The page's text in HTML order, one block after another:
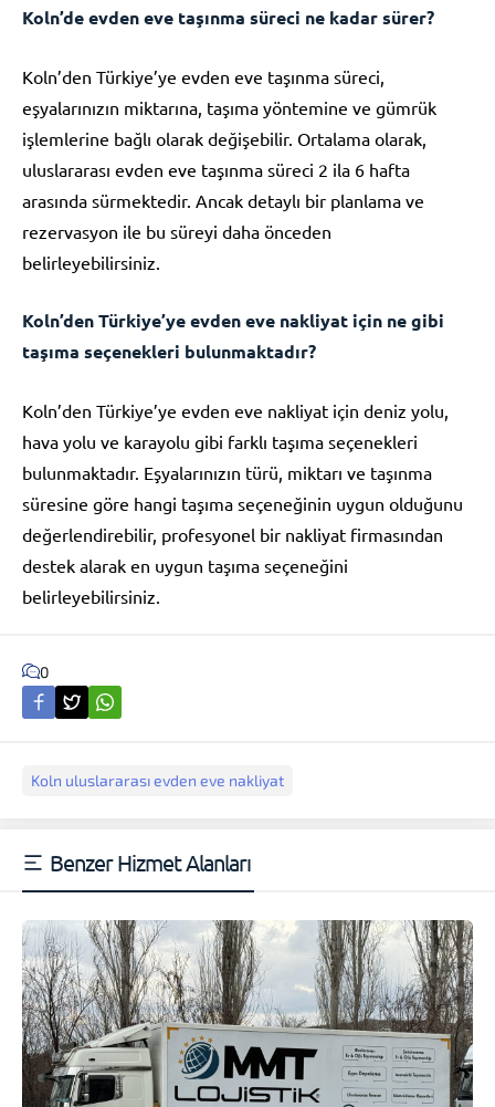
Koln’de evden eve taşınma süreci ne kadar sürer?
Koln’den Türkiye’ye evden eve taşınma süreci,
eşyalarınızın miktarına, taşıma yöntemine ve gümrük
işlemlerine bağlı olarak değişebilir. Ortalama olarak,
uluslararası evden eve taşınma süreci 2 ila 6 hafta
arasında sürmektedir. Ancak detaylı bir planlama ve
rezervasyon ile bu süreyi daha önceden
belirleyebilirsiniz.
Koln’den Türkiye’ye evden eve nakliyat için ne gibi
taşıma seçenekleri bulunmaktadır?
Koln’den Türkiye’ye evden eve nakliyat için deniz yolu,
hava yolu ve karayolu gibi farklı taşıma seçenekleri
bulunmaktadır. Eşyalarınızın türü, miktarı ve taşınma
süresine göre hangi taşıma seçeneğinin uygun olduğunu
değerlendirebilir, profesyonel bir nakliyat firmasından
destek alarak en uygun taşıma seçeneğini
belirleyebilirsiniz.
0
Koln uluslararası evden eve nakliyat
Benzer Hizmet Alanları